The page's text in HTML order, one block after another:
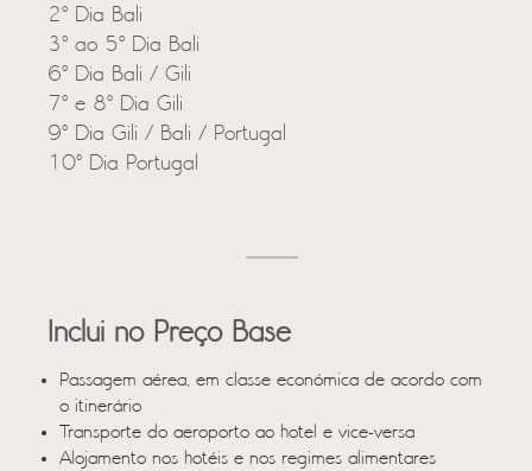
2º Dia Bali
3º ao 5º Dia Bali
6º Dia Bali / Gili
7º e 8º Dia Gili
9º Dia Gili / Bali / Portugal
10º Dia Portugal
Inclui no Preço Base
Passagem aérea, em classe económica de acordo com
o itinerário
Transporte do aeroporto ao hotel e vice-versa
Alojamento nos hotéis e nos regimes alimentares